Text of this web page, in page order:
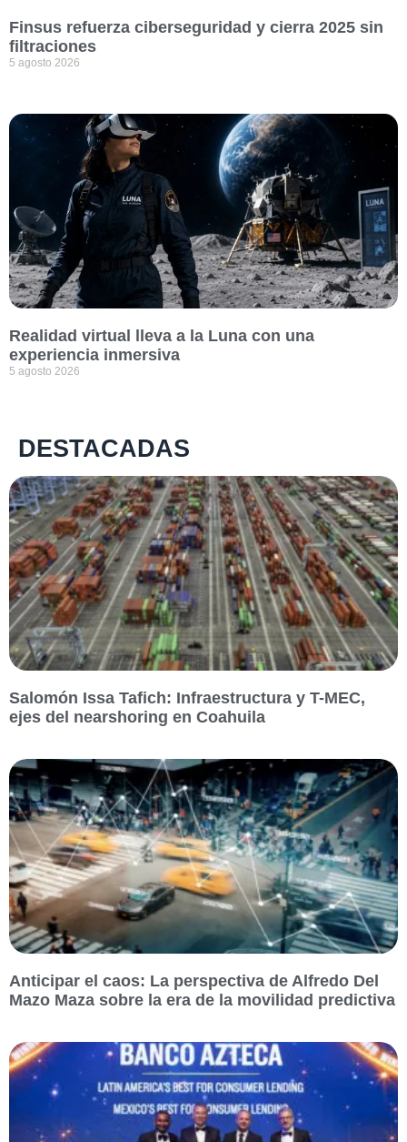
Finsus refuerza ciberseguridad y cierra 2025 sin
filtraciones
5 agosto 2026
Realidad virtual lleva a la Luna con una
experiencia inmersiva
5 agosto 2026
DESTACADAS
Salomón Issa Tafich: Infraestructura y T-MEC,
ejes del nearshoring en Coahuila
Anticipar el caos: La perspectiva de Alfredo Del
Mazo Maza sobre la era de la movilidad predictiva